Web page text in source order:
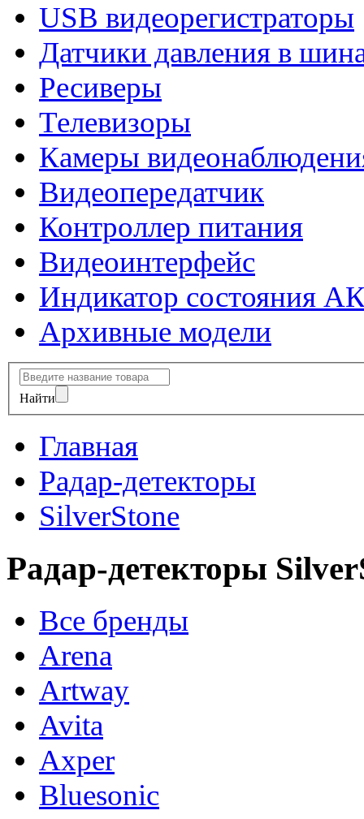
USB видеорегистраторы
Датчики давления в
Ресиверы
Телевизоры
Камеры
Видеопередатчик
Контроллер питания
Видеоинтерфейс
Индикатор состояния
Архивные модели
Найти
Главная
Радар-детекторы
SilverStone
Радар-детекторы
Все бренды
Arena
Artway
Avita
Axper
Bluesonic